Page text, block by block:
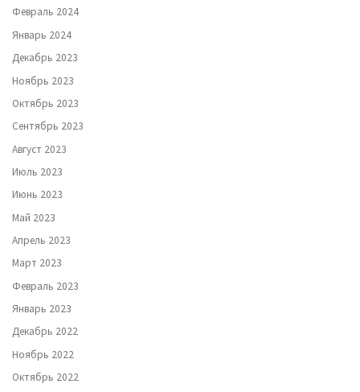
Февраль 2024
Январь 2024
Декабрь 2023
Ноябрь 2023
Октябрь 2023
Сентябрь 2023
Август 2023
Июль 2023
Июнь 2023
Май 2023
Апрель 2023
Март 2023
Февраль 2023
Январь 2023
Декабрь 2022
Ноябрь 2022
Октябрь 2022